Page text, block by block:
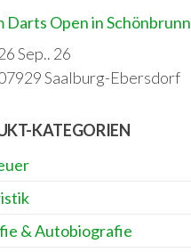
Darts Open in Schönbrunn
Sep.. 26
Saalburg-Ebersdorf
KATEGORIEN
& Autobiografie